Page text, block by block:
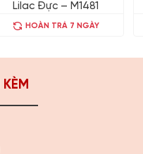
Lilac Đực – M1481
HOÀN TRẢ 7 NGÀY